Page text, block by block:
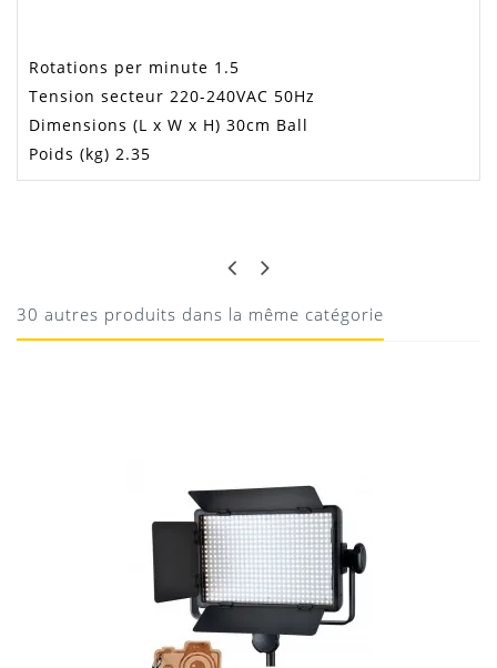
Rotations per minute 1.5
Tension secteur 220-240VAC 50Hz
Dimensions (L x W x H) 30cm Ball
Poids (kg) 2.35
01/02/2021
30 autres produits dans la même catégorie